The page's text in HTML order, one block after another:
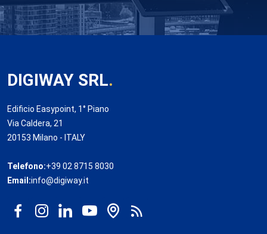
DIGIWAY SRL.
Edificio Easypoint, 1° Piano
Via Caldera, 21
20153 Milano - ITALY
Telefono:+39 02 8715 8030
Email:info@digiway.it